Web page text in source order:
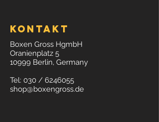
Kontakt
Boxen Gross HgmbH
Oranienplatz 5
10999 Berlin, Germany
Tel: 030 / 6246055
shop@boxengross.de